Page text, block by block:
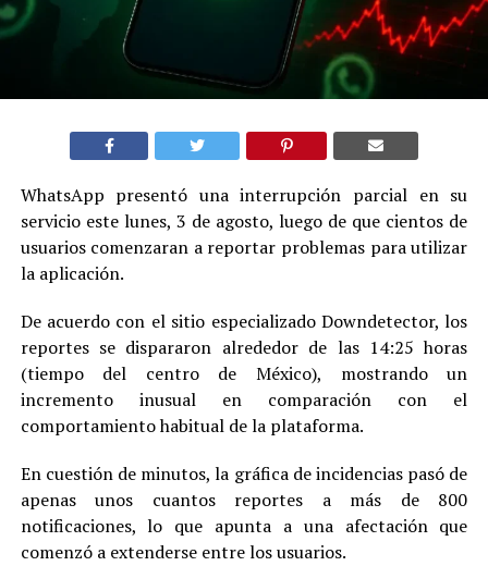
WhatsApp presentó una interrupción parcial en su
servicio este lunes, 3 de agosto, luego de que cientos de
usuarios comenzaran a reportar problemas para utilizar
la aplicación.
De acuerdo con el sitio especializado Downdetector, los
reportes se dispararon alrededor de las 14:25 horas
(tiempo del centro de México), mostrando un
incremento inusual en comparación con el
comportamiento habitual de la plataforma.
En cuestión de minutos, la gráfica de incidencias pasó de
apenas unos cuantos reportes a más de 800
notificaciones, lo que apunta a una afectación que
comenzó a extenderse entre los usuarios.